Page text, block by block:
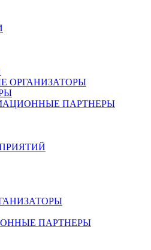
ОРГАНИЗАТОРЫ
ПАРТНЕРЫ
ПАРТНЕРЫ